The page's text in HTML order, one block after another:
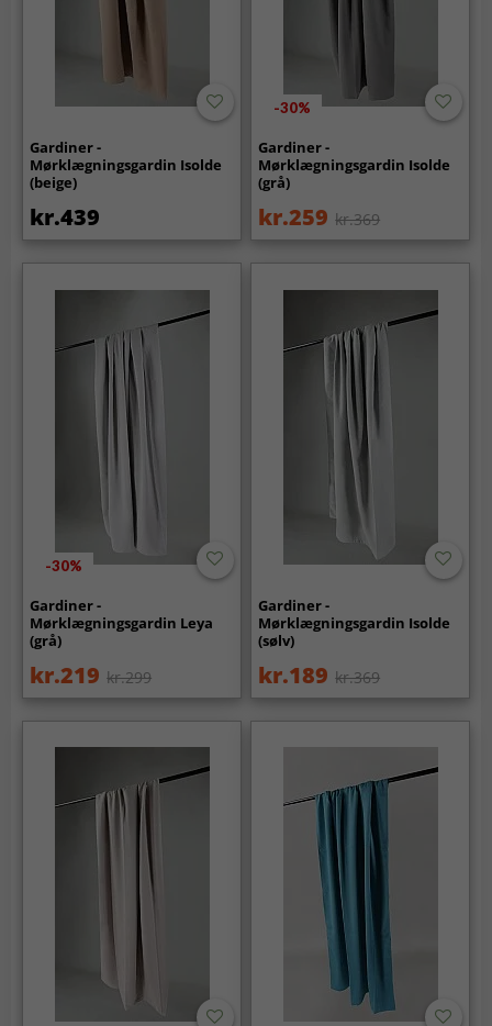
Gardiner -
Mørklægningsgardin Isolde
(beige)
kr.439
-30%
Gardiner -
Mørklægningsgardin Isolde
(grå)
kr.259 kr.369
-30%
Gardiner -
Mørklægningsgardin Leya
(grå)
kr.219 kr.299
Gardiner -
Mørklægningsgardin Isolde
(sølv)
kr.189 kr.369